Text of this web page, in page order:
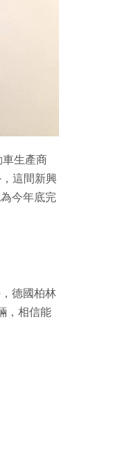
車生產商
這間新興
今年底完
德國柏林
，相信能